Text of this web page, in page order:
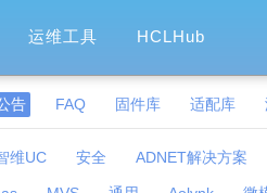
运维工具 HCLHub
告 FAQ 固件库 适配库
维UC 安全 ADNET解决方案